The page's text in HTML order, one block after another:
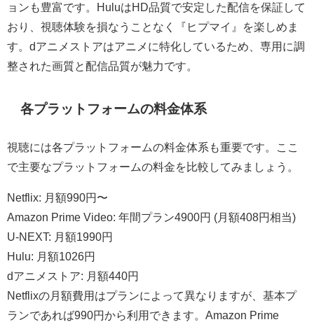
ョンも豊富です。HuluはHD品質で安定した配信を保証して
おり、視聴体験を損なうことなく『ヒプマイ』を楽しめま
す。dアニメストアはアニメに特化しているため、専用に調
整された画質と配信品質が魅力です。
各プラットフォームの料金体系
視聴には各プラットフォームの料金体系も重要です。ここ
で主要なプラットフォームの料金を比較してみましょう。
Netflix: 月額990円〜
Amazon Prime Video: 年間プラン4900円 (月額408円相当)
U-NEXT: 月額1990円
Hulu: 月額1026円
dアニメストア: 月額440円
Netflixの月額費用はプランによって異なりますが、基本プ
ランであれば990円から利用できます。Amazon Prime